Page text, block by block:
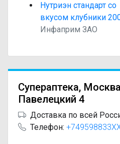
Нутриэн стандарт со
вкусом клубники
Инфаприм ЗАО
Супераптека,
Павелецкий 4
Доставка по всей
Телефон: